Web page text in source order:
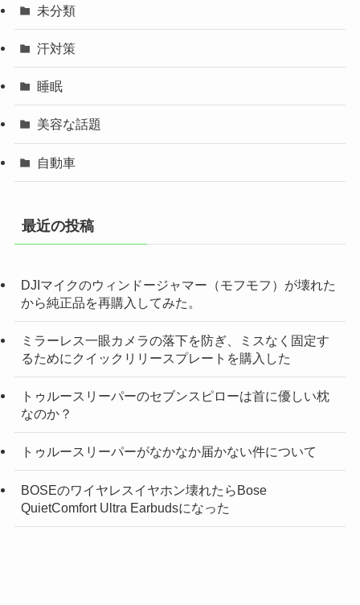
未分類
汗対策
睡眠
美容な話題
自動車
最近の投稿
DJIマイクのウィンドージャマー（モフモフ）が壊れた
から純正品を再購入してみた。
ミラーレス一眼カメラの落下を防ぎ、ミスなく固定す
るためにクイックリリースプレートを購入した
トゥルースリーパーのセブンスピローは首に優しい枕
なのか？
トゥルースリーパーがなかなか届かない件について
BOSEのワイヤレスイヤホン壊れたらBose
QuietComfort Ultra Earbudsになった